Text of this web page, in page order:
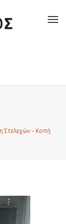
Στελεχών – Κοπή